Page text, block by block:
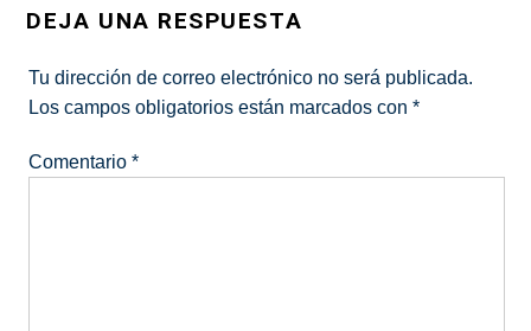
DEJA UNA RESPUESTA
Tu dirección de correo electrónico no será publicada.
Los campos obligatorios están marcados con*
Comentario*